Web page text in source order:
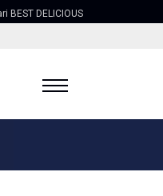
BEST DELICIOUS
ンド